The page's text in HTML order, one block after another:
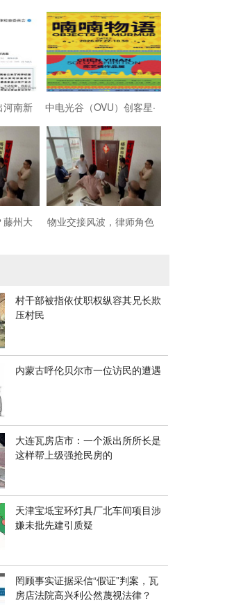
问活动 陵战友欢聚磐石玉寨赓续
军旅初心
河南新
“远洋
中电光谷（OVU）创客星·
成都芯谷人工智能OPC社
区“芯创社”正
藤州大 物业交接风波，律师角色
村干部被指依仗职权纵容其兄长欺
压村民
内蒙古呼伦贝尔市一位访民的遭遇
大连瓦房店市：一个派出所所长是
这样帮上级强抢民房的
天津宝坻宝环灯具厂北车间项目涉
嫌未批先建引质疑
罔顾事实证据采信“假证”判案，瓦
房店法院高兴利公然蔑视法律？